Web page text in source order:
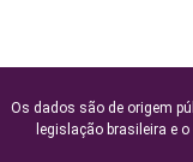
Os dados são de origem
legislação brasileira e